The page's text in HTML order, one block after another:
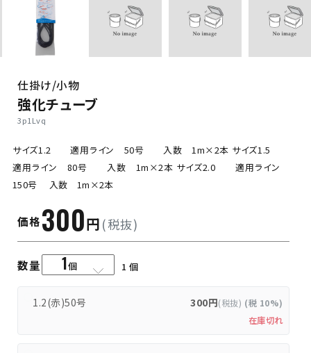
仕掛け/小物
強化チューブ
3p1Lvq
サイズ1.2 適用ライン 50号 入数 1m×2本 サイズ1.5
適用ライン 80号 入数 1m×2本 サイズ2.0 適用ライン
150号 入数 1m×2本
価格300円 (税抜)
数量 1個
1.2(赤)50号 300円(税抜) (税 10%)
在庫切れ